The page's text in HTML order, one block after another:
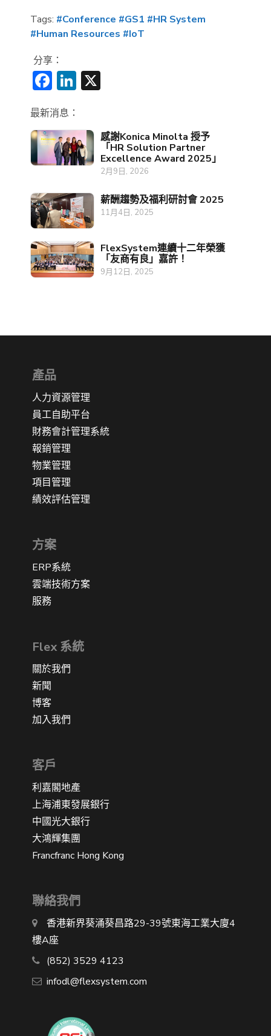
Tags: #Conference #GS1 #HR System
#Human Resources #IoT
分享：
Facebook
LinkedIn
最新消息：
感謝Konica Minolta 授予
「HR Solution Partner
Excellence Award 2025」
2月9日, 2026
薪酬趨勢及福利研討會 2025
11月4日, 2025
FlexSystem連續十二年榮獲
「友商有良」嘉許！
9月12日, 2025
產品
人力資源管理
員工自助平台
財務會計管理系統
報銷管理
物業管理
項目管理
績效評估管理
方案
ERP系統
雲端技術方案
服務
Flex 系統
關於我們
新聞
博客
加入我們
客戶
利嘉閣地產
上海浦東發展銀行
中國光大銀行
大鴻輝集團
Francfranc Hong Kong
聯絡我們
香港新界葵涌葵昌路29-39號東海工業大廈4
樓A座
(852) 3529 4123
infodl@flexsystem.com